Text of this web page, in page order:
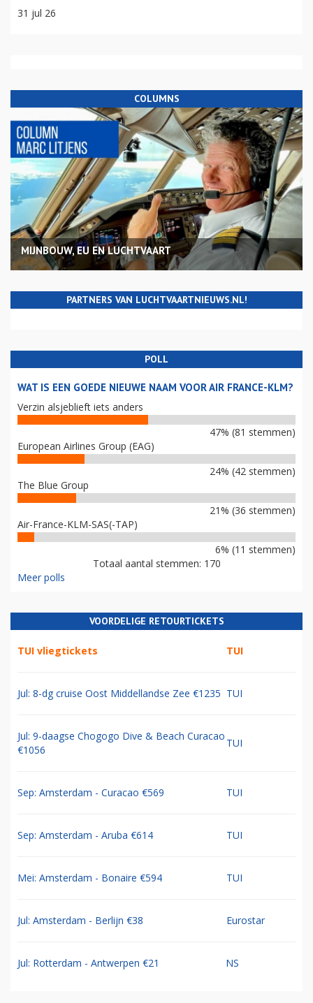
31 jul 26
COLUMNS
MIJNBOUW, EU EN LUCHTVAART
PARTNERS VAN LUCHTVAARTNIEUWS.NL!
POLL
WAT IS EEN GOEDE NIEUWE NAAM VOOR AIR FRANCE-KLM?
Verzin alsjeblieft iets anders
47% (81 stemmen)
European Airlines Group (EAG)
24% (42 stemmen)
The Blue Group
21% (36 stemmen)
Air-France-KLM-SAS(-TAP)
6% (11 stemmen)
Totaal aantal stemmen: 170
Meer polls
VOORDELIGE RETOURTICKETS
TUI vliegtickets TUI
Jul: 8-dg cruise Oost Middellandse Zee €1235 TUI
Jul: 9-daagse Chogogo Dive & Beach Curacao
€1056
TUI
Sep: Amsterdam - Curacao €569 TUI
Sep: Amsterdam - Aruba €614 TUI
Mei: Amsterdam - Bonaire €594 TUI
Jul: Amsterdam - Berlijn €38 Eurostar
Jul: Rotterdam - Antwerpen €21 NS